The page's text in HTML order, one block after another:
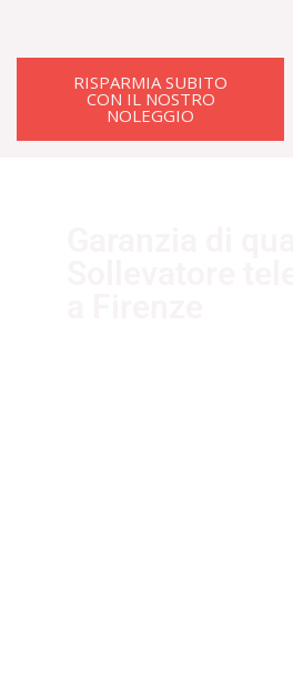
RISPARMIA SUBITO
CON IL NOSTRO
NOLEGGIO